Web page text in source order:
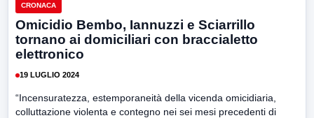
CRONACA
Omicidio Bembo, Iannuzzi e Sciarrillo
tornano ai domiciliari con braccialetto
elettronico
19 LUGLIO 2024
“Incensuratezza, estemporaneità della vicenda omicidiaria,
colluttazione violenta e contegno nei sei mesi precedenti di